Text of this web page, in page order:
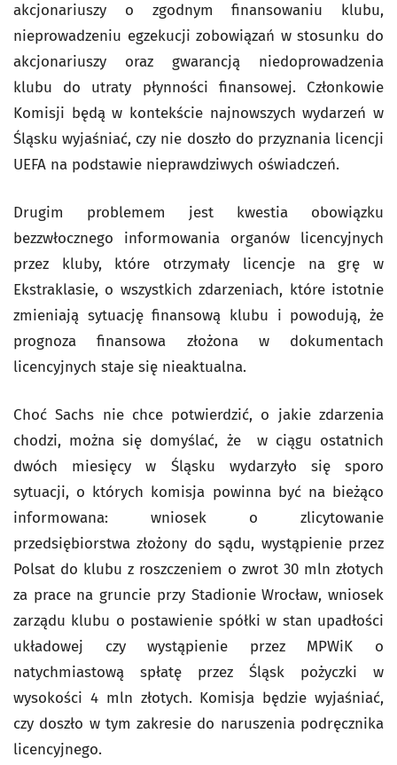
akcjonariuszy o zgodnym finansowaniu klubu,
nieprowadzeniu egzekucji zobowiązań w stosunku do
akcjonariuszy oraz gwarancją niedoprowadzenia
klubu do utraty płynności finansowej. Członkowie
Komisji będą w kontekście najnowszych wydarzeń w
Śląsku wyjaśniać, czy nie doszło do przyznania licencji
UEFA na podstawie nieprawdziwych oświadczeń.
Drugim problemem jest kwestia obowiązku
bezzwłocznego informowania organów licencyjnych
przez kluby, które otrzymały licencje na grę w
Ekstraklasie, o wszystkich zdarzeniach, które istotnie
zmieniają sytuację finansową klubu i powodują, że
prognoza finansowa złożona w dokumentach
licencyjnych staje się nieaktualna.
Choć Sachs nie chce potwierdzić, o jakie zdarzenia
chodzi, można się domyślać, że w ciągu ostatnich
dwóch miesięcy w Śląsku wydarzyło się sporo
sytuacji, o których komisja powinna być na bieżąco
informowana: wniosek o zlicytowanie
przedsiębiorstwa złożony do sądu, wystąpienie przez
Polsat do klubu z roszczeniem o zwrot 30 mln złotych
za prace na gruncie przy Stadionie Wrocław, wniosek
zarządu klubu o postawienie spółki w stan upadłości
układowej czy wystąpienie przez MPWiK o
natychmiastową spłatę przez Śląsk pożyczki w
wysokości 4 mln złotych. Komisja będzie wyjaśniać,
czy doszło w tym zakresie do naruszenia podręcznika
licencyjnego.